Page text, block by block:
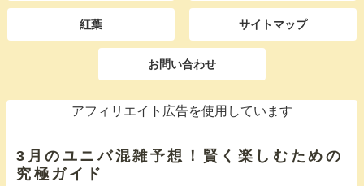
紅葉 サイトマップ
お問い合わせ
アフィリエイト広告を使用しています
3月のユニバ混雑予想！賢く楽しむための
究極ガイド